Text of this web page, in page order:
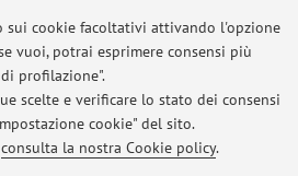
sui cookie facoltativi attivando l'opzione
vuoi, potrai esprimere consensi più
profilazione".
scelte e verificare lo stato dei consensi
cookie" del sito.
consulta la nostra Cookie policy.
Ultimi avvisi
non sono presenti avvisi.